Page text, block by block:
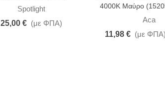
Spotlight
25,00 € (με ΦΠΑ)
4000K Μαύρο
Aca
11,98 € (με ΦΠΑ)